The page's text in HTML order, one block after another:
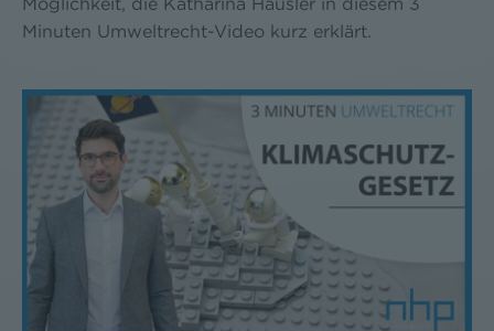
Minuten Umweltrecht-Video kurz erklärt.